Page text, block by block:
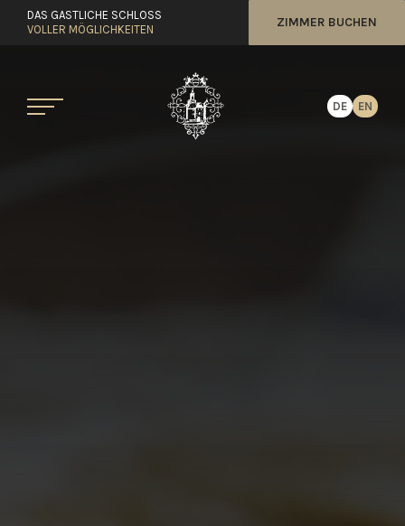
DAS GASTLICHE SCHLOSS
VOLLER MÖGLICHKEITEN
ZIMMER BUCHEN
DE EN